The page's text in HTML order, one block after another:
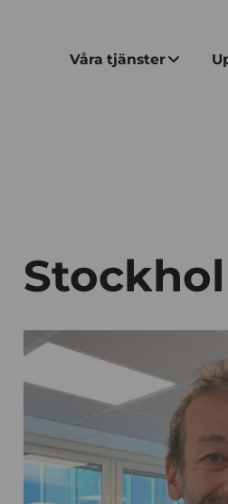
Våra tjänster